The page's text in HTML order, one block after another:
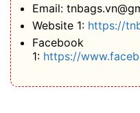
Email:
Website 1: https://
Facebook
1: https://